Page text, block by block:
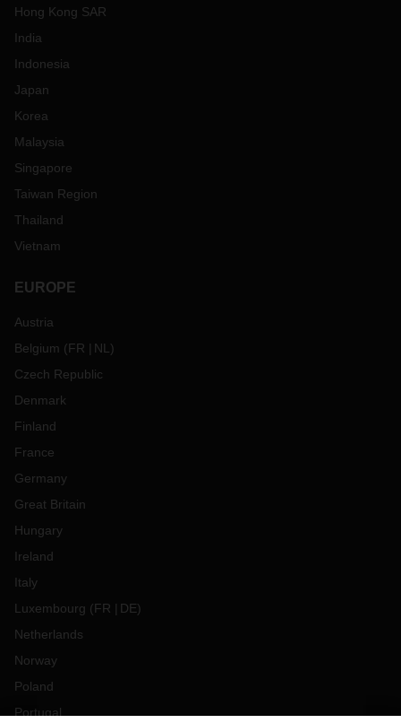
Hong Kong SAR
India
Indonesia
Japan
Korea
Malaysia
Singapore
Taiwan Region
Thailand
Vietnam
EUROPE
Austria
Belgium (FR NL )
Czech Republic
Denmark
Finland
France
Germany
Great Britain
Hungary
Ireland
Italy
Luxembourg (FR DE)
Netherlands
Norway
Poland
Portugal